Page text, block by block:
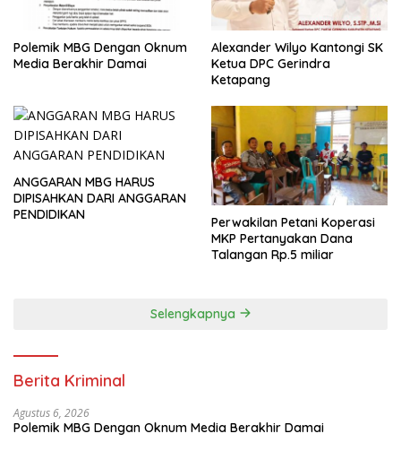
Polemik MBG Dengan Oknum
Media Berakhir Damai
Alexander Wilyo Kantongi SK
Ketua DPC Gerindra
Ketapang
ANGGARAN MBG HARUS
DIPISAHKAN DARI ANGGARAN
PENDIDIKAN
Perwakilan Petani Koperasi
MKP Pertanyakan Dana
Talangan Rp.5 miliar
Selengkapnya
Berita Kriminal
Agustus 6, 2026
Polemik MBG Dengan Oknum Media Berakhir Damai